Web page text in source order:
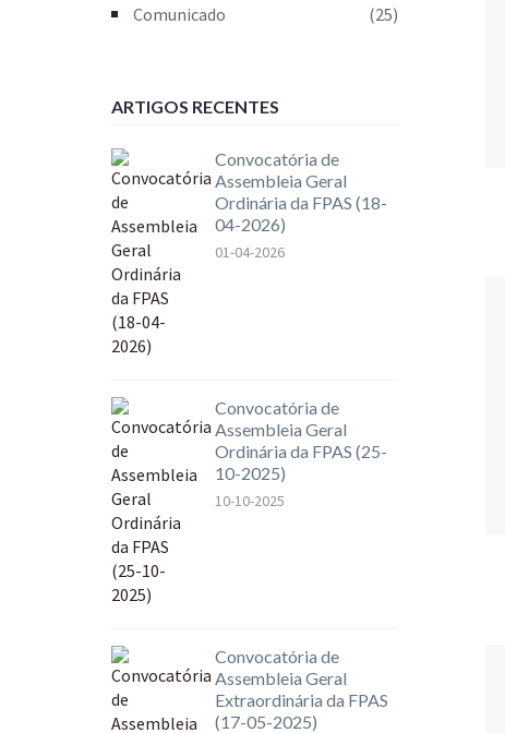
Comunicado
(25)
ARTIGOS RECENTES
Convocatória de
Assembleia Geral
Ordinária da FPAS (18-
04-2026)
01-04-2026
Convocatória de
Assembleia Geral
Ordinária da FPAS (25-
10-2025)
10-10-2025
Convocatória de
Assembleia Geral
Extraordinária da FPAS
(17-05-2025)